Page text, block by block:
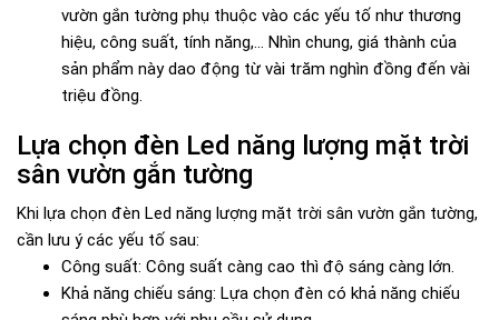
vườn gắn tường phụ thuộc vào các yếu tố như thương
hiệu, công suất, tính năng,... Nhìn chung, giá thành của
sản phẩm này dao động từ vài trăm nghìn đồng đến vài
triệu đồng.
Lựa chọn đèn Led năng lượng mặt trời
sân vườn gắn tường
Khi lựa chọn đèn Led năng lượng mặt trời sân vườn gắn tường,
cần lưu ý các yếu tố sau:
Công suất: Công suất càng cao thì độ sáng càng lớn.
Khả năng chiếu sáng: Lựa chọn đèn có khả năng chiếu